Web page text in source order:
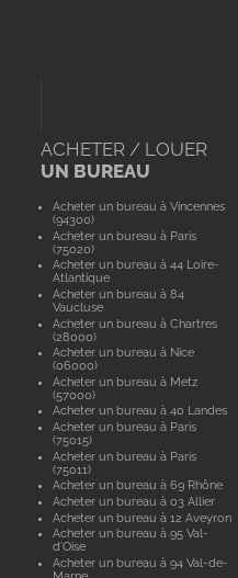
ACHETER / LOUER
UN BUREAU
Acheter un bureau à Vincennes
(94300)
Acheter un bureau à Paris
(75020)
Acheter un bureau à 44 Loire-
Atlantique
Acheter un bureau à 84
Vaucluse
Acheter un bureau à Chartres
(28000)
Acheter un bureau à Nice
(06000)
Acheter un bureau à Metz
(57000)
Acheter un bureau à 40 Landes
Acheter un bureau à Paris
(75015)
Acheter un bureau à Paris
(75011)
Acheter un bureau à 69 Rhône
Acheter un bureau à 03 Allier
Acheter un bureau à 12 Aveyron
Acheter un bureau à 95 Val-
d'Oise
Acheter un bureau à 94 Val-de-